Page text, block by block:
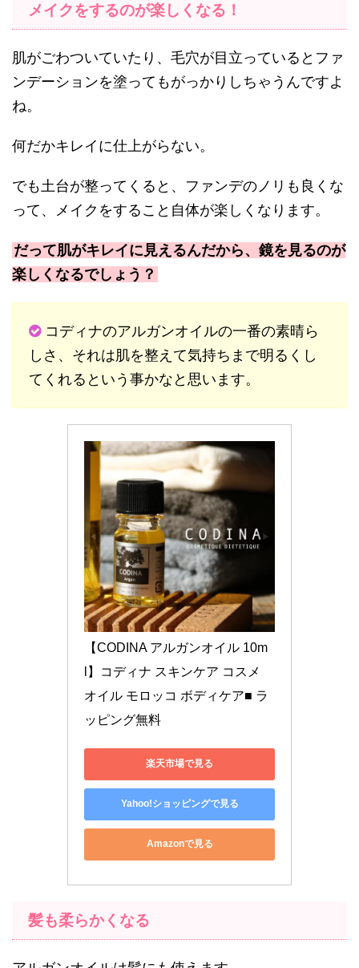
メイクをするのが楽しくなる！
肌がごわついていたり、毛穴が目立っているとファ
ンデーションを塗ってもがっかりしちゃうんですよ
ね。
何だかキレイに仕上がらない。
でも土台が整ってくると、ファンデのノリも良くな
って、メイクをすること自体が楽しくなります。
だって肌がキレイに見えるんだから、鏡を見るのが
楽しくなるでしょう？
コディナのアルガンオイルの一番の素晴ら
しさ、それは肌を整えて気持ちまで明るくし
てくれるという事かなと思います。
【CODINA アルガンオイル 10m
l】コディナ スキンケア コスメ
オイル モロッコ ボディケア■ ラ
ッピング無料
楽天市場で見る
Yahoo!ショッピングで見る
Amazonで見る
髪も柔らかくなる